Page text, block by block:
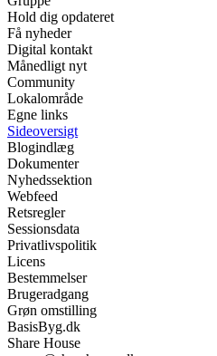
Hold dig opdateret
Få nyheder
Digital kontakt
Månedligt nyt
Community
Lokalområde
Egne links
Sideoversigt
Blogindlæg
Dokumenter
Nyhedssektion
Webfeed
Retsregler
Sessionsdata
Privatlivspolitik
Licens
Bestemmelser
Brugeradgang
Grøn omstilling
BasisByg.dk
Share House